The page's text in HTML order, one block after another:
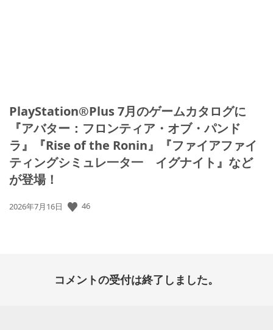
PlayStation®Plus 7月のゲームカタログに
『アバター：フロンティア・オブ・パンド
ラ』『Rise of the Ronin』『ファイアファイ
ティングシミュレ一タ一 イグナイト』など
が登場！
公
2026年7月16日 46
コメントの受付は終了しました。